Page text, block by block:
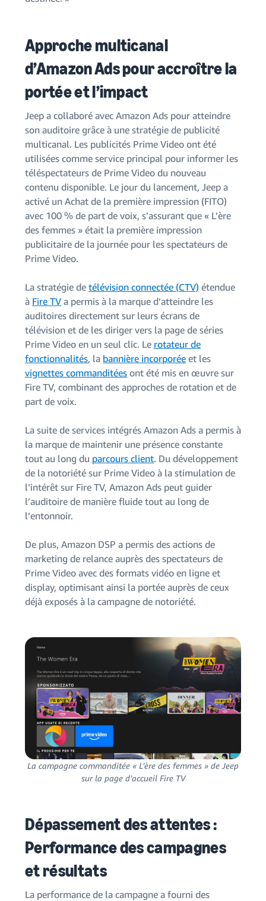
Approche multicanal
d’Amazon Ads pour accroître la
portée et l’impact
Jeep a collaboré avec Amazon Ads pour atteindre
son auditoire grâce à une stratégie de publicité
multicanal. Les publicités Prime Video ont été
utilisées comme service principal pour informer les
téléspectateurs de Prime Video du nouveau
contenu disponible. Le jour du lancement, Jeep a
activé un Achat de la première impression (FITO)
avec 100 % de part de voix, s’assurant que « L’ère
des femmes » était la première impression
publicitaire de la journée pour les spectateurs de
Prime Video.
La stratégie de télévision connectée (CTV) étendue
à Fire TV a permis à la marque d’atteindre les
auditoires directement sur leurs écrans de
télévision et de les diriger vers la page de séries
Prime Video en un seul clic. Le rotateur de
fonctionnalités, la bannière incorporée et les
vignettes commanditées ont été mis en œuvre sur
Fire TV, combinant des approches de rotation et de
part de voix.
La suite de services intégrés Amazon Ads a permis à
la marque de maintenir une présence constante
tout au long du parcours client. Du développement
de la notoriété sur Prime Video à la stimulation de
l’intérêt sur Fire TV, Amazon Ads peut guider
l’auditoire de manière fluide tout au long de
l’entonnoir.
De plus, Amazon DSP a permis des actions de
marketing de relance auprès des spectateurs de
Prime Video avec des formats vidéo en ligne et
display, optimisant ainsi la portée auprès de ceux
déjà exposés à la campagne de notoriété.
La campagne commanditée « L’ère des femmes » de Jeep
sur la page d’accueil Fire TV
Dépassement des attentes :
Performance des campagnes
et résultats
La performance de la campagne a fourni des